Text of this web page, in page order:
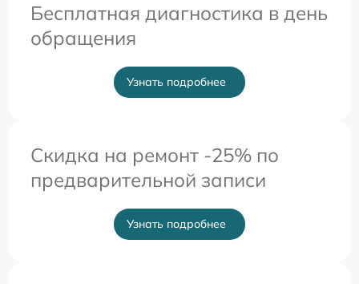
Бесплатная диагностика в день
обращения
Узнать подробнее
Скидка на ремонт -25% по
предварительной записи
Узнать подробнее